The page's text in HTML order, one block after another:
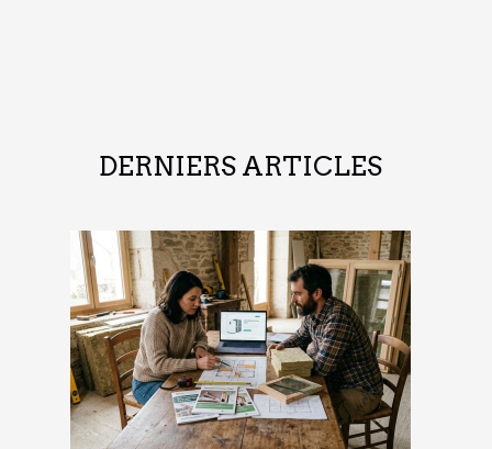
DERNIERS ARTICLES